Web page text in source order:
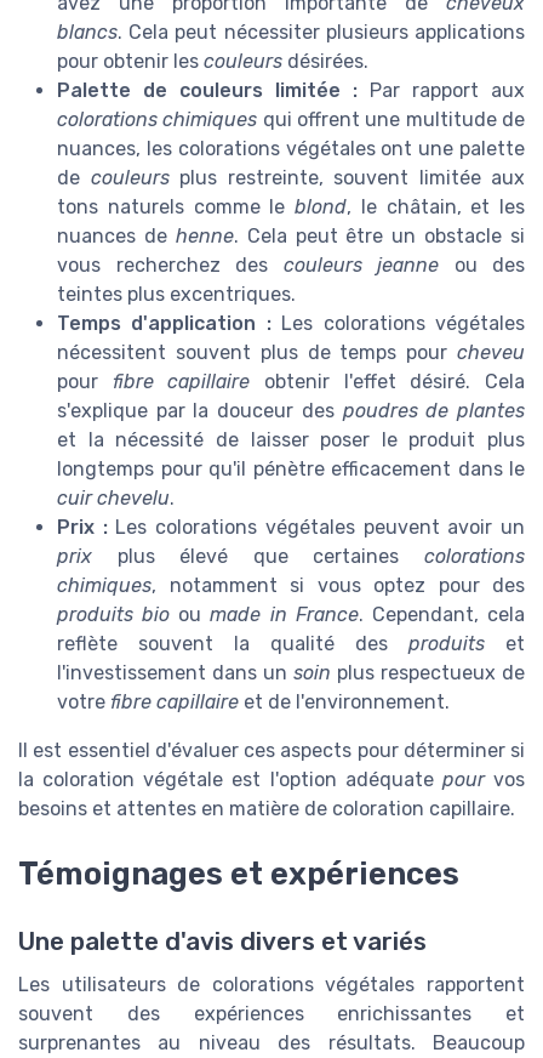
blancs. Cela peut nécessiter plusieurs applications
pour obtenir les couleurs désirées.
Palette de couleurs limitée : Par rapport aux
colorations chimiques qui offrent une multitude de
nuances, les colorations végétales ont une palette
de couleursplus restreinte, souvent limitée aux
tons naturels comme le blond, le châtain, et les
nuances de henne. Cela peut être un obstacle si
vous recherchez des couleurs jeanne ou des
teintes plus excentriques.
Temps d'application :Les colorations végétales
nécessitent souvent plus de temps pour cheveu
pour fibre capillaire obtenir l'effet désiré. Cela
s'explique par la douceur des poudres de plantes
et la nécessité de laisser poser le produit plus
longtemps pour qu'il pénètre efficacement dans le
cuir chevelu.
Prix :Les colorations végétales peuvent avoir un
prix plus élevé que certaines colorations
chimiques, notamment si vous optez pour des
produits bio oumade in France. Cependant, cela
reflète souvent la qualité des produits et
l'investissement dans un soin plus respectueux de
votre fibre capillaire et de l'environnement.
Il est essentiel d'évaluer ces aspects pour déterminer si
la coloration végétale est l'option adéquate pourvos
besoins et attentes en matière de coloration capillaire.
Témoignages et expériences
Une palette d'avis divers et variés
Les utilisateurs de colorations végétales rapportent
souvent des expériences enrichissantes et
surprenantes au niveau des résultats. Beaucoup